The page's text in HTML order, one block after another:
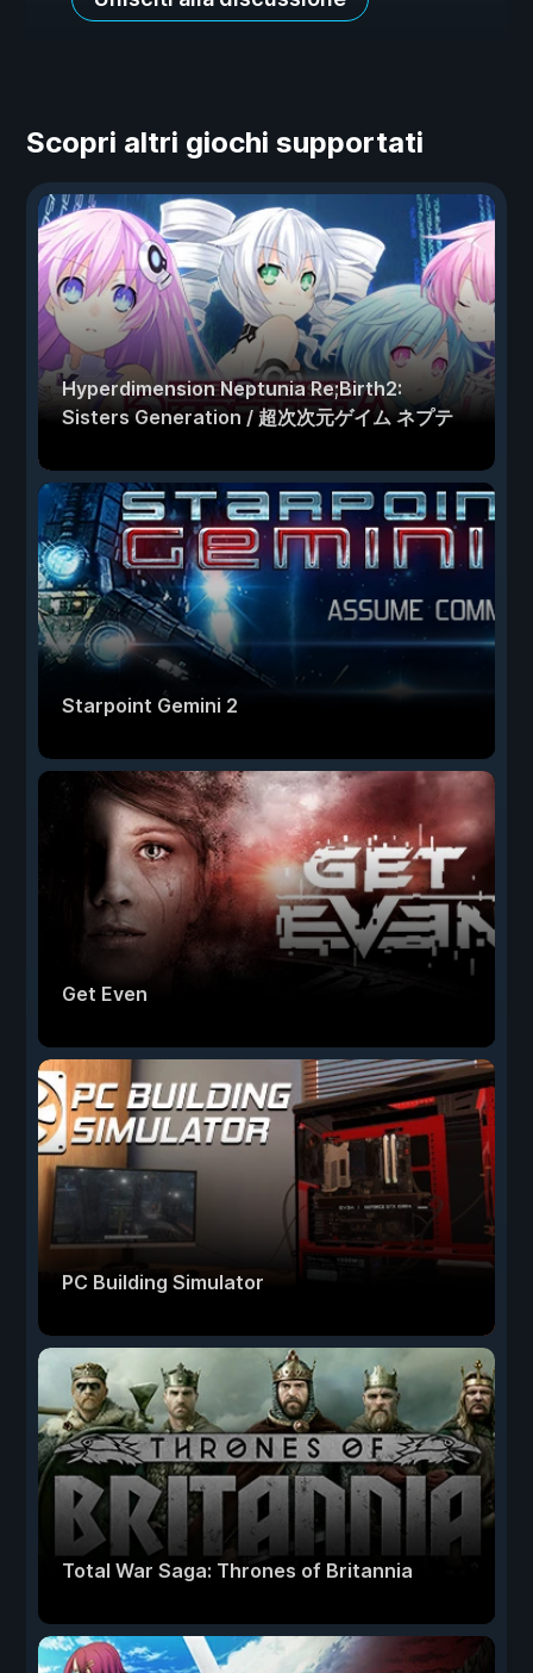
Scopri altri giochi supportati
Hyperdimension Neptunia Re;Birth2:
Sisters Generation / 超次次元ゲイム ネプテ
Starpoint Gemini 2
Get Even
PC Building Simulator
Total War Saga: Thrones of Britannia